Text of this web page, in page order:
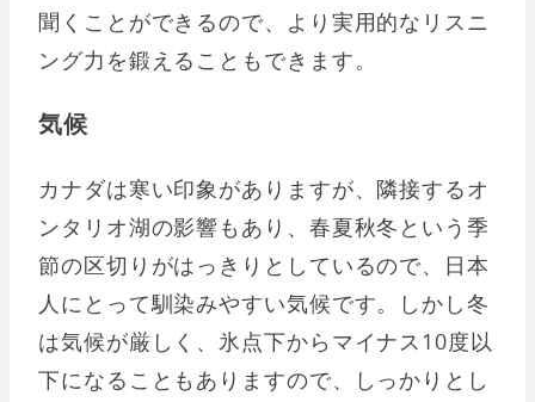
聞くことができるので、より実用的なリスニ
ング力を鍛えることもできます。
気候
カナダは寒い印象がありますが、隣接するオ
ンタリオ湖の影響もあり、春夏秋冬という季
節の区切りがはっきりとしているので、日本
人にとって馴染みやすい気候です。しかし冬
は気候が厳しく、氷点下からマイナス10度以
下になることもありますので、しっかりとし